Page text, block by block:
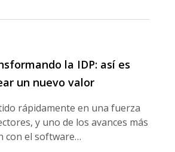
la IDP: así es
un nuevo valor
rápidamente en una fuerza
y uno de los avances más
con el software…